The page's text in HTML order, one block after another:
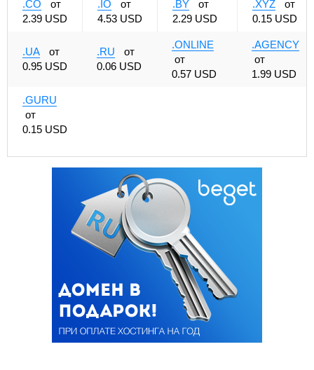
.CO
от
2.39 USD
.IO
от
4.53 USD
.BY
от
2.29 USD
.XYZ
от
0.15 USD
.UA
от
0.95 USD
.RU
от
0.06 USD
.ONLINE
от
0.57 USD
.AGENCY
от
1.99 USD
.GURU
от
0.15 USD